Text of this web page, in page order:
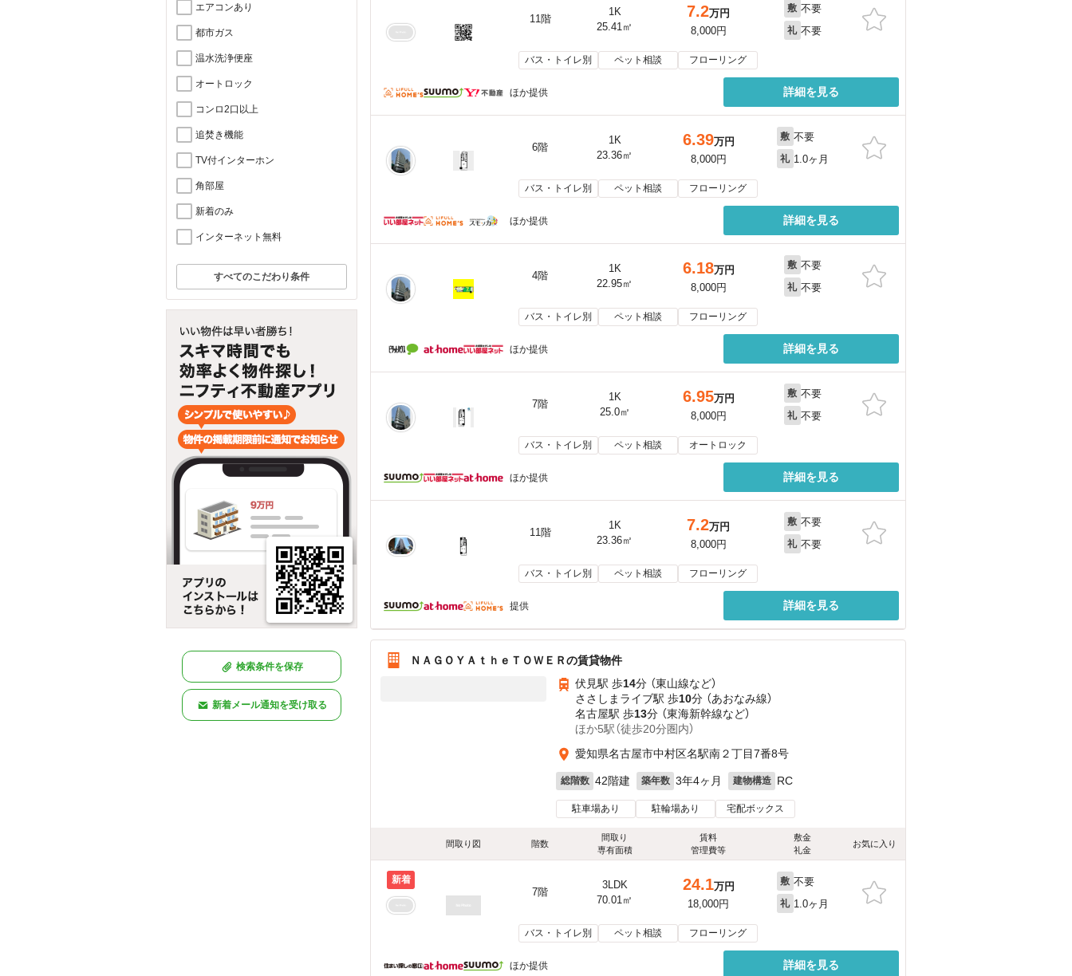
エアコンあり
都市ガス
温水洗浄便座
オートロック
コンロ2口以上
追焚き機能
TV付インターホン
角部屋
新着のみ
インターネット無料
すべてのこだわり条件
検索条件を保存
新着メール通知を受け取る
11階
1K
25.41㎡
7.2万円
8,000円
敷 不要
礼 不要
バス・トイレ別 ペット相談 フローリング
ほか提供 詳細を見る
6階
1K
23.36㎡
6.39万円
8,000円
敷 不要
礼 1.0ヶ月
バス・トイレ別 ペット相談 フローリング
ほか提供 詳細を見る
4階
1K
22.95㎡
6.18万円
8,000円
敷 不要
礼 不要
バス・トイレ別 ペット相談 フローリング
ほか提供 詳細を見る
7階
1K
25.0㎡
6.95万円
8,000円
敷 不要
礼 不要
バス・トイレ別 ペット相談 オートロック
ほか提供 詳細を見る
11階
1K
23.36㎡
7.2万円
8,000円
敷 不要
礼 不要
バス・トイレ別 ペット相談 フローリング
提供 詳細を見る
ＮＡＧＯＹＡｔｈｅＴＯＷＥＲの賃貸物件
伏見駅 歩14分 （東山線など）
ささしまライブ駅 歩10分 （あおなみ線）
名古屋駅 歩13分 （東海新幹線など）
ほか5駅（徒歩20分圏内）
愛知県名古屋市中村区名駅南２丁目7番8号
総階数 42階建 築年数 3年4ヶ月 建物構造 RC
駐車場あり 駐輪場あり 宅配ボックス
間取り図 階数
間取り
専有面積
賃料
管理費等
敷金
礼金
お気に入り
新着
7階
3LDK
70.01㎡
24.1万円
18,000円
敷 不要
礼 1.0ヶ月
バス・トイレ別 ペット相談 フローリング
ほか提供 詳細を見る